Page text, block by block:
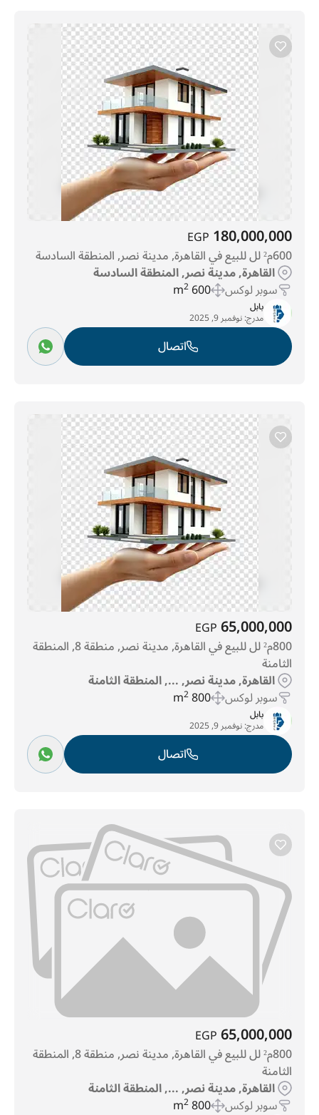
180,000,000
EGP
600م² لل للبيع في القاهرة, مدينة نصر, المنطقة السادسة
القاهرة, مدينة نصر, المنطقة السادسة
سوبر لوكس 600 m
2
بابل
مدرج:نوفمبر 9, 2025
اتصال
65,000,000
EGP
800م² لل للبيع في القاهرة, مدينة نصر, منطقة 8, المنطقة
الثامنة
القاهرة, مدينة نصر, ..., المنطقة الثامنة
سوبر لوكس 800 m
2
بابل
مدرج:نوفمبر 9, 2025
اتصال
65,000,000
EGP
800م² لل للبيع في القاهرة, مدينة نصر, منطقة 8, المنطقة
الثامنة
القاهرة, مدينة نصر, ..., المنطقة الثامنة
سوبر لوكس 800 m
2